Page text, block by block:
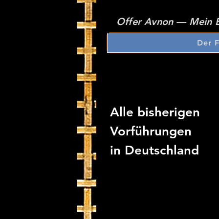
Offer Avnon — Mein
Der
Alle bisherigen
Vorführungen
in Deutschland